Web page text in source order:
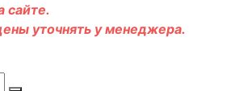
сайте.
уточнять у менеджера.